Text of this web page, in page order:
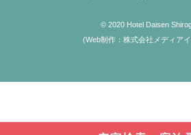
© 2020 Hotel Daisen
(Web制作：株式会社メディア